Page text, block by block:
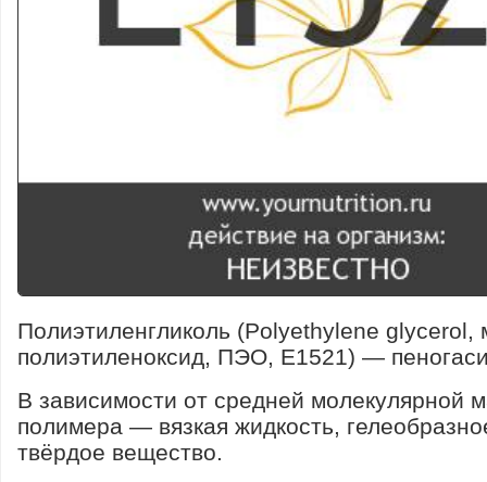
Полиэтиленгликоль (Polyethylene glycerol,
полиэтиленоксид, ПЭО, E1521) —
В зависимости от средней молекулярной
полимера — вязкая жидкость,
твёрдое вещество.